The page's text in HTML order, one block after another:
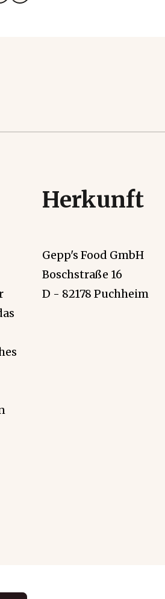
Herkunft
Gepp's Food GmbH
Boschstraße 16
D - 82178 Puchheim